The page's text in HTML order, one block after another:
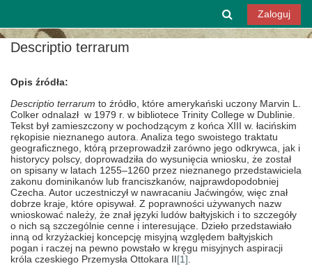
Przełącznik
Zaloguj
Descriptio terrarum
Opis źródła:
Descriptio terrarum to źródło, które amerykański uczony Marvin L.
Colker odnalazł w 1979 r. w bibliotece Trinity College w Dublinie.
Tekst był zamieszczony w pochodzącym z końca XIII w. łacińskim
rękopisie nieznanego autora. Analiza tego swoistego traktatu
geograficznego, którą przeprowadził zarówno jego odkrywca, jak i
historycy polscy, doprowadziła do wysunięcia wniosku, że został
on spisany w latach 1255–1260 przez nieznanego przedstawiciela
zakonu dominikanów lub franciszkanów, najprawdopodobniej
Czecha. Autor uczestniczył w nawracaniu Jaćwingów, więc znał
dobrze kraje, które opisywał. Z poprawności używanych nazw
wnioskować należy, że znał języki ludów bałtyjskich i to szczegóły
o nich są szczególnie cenne i interesujące. Dzieło przedstawiało
inną od krzyżackiej koncepcję misyjną względem bałtyjskich
pogan i raczej na pewno powstało w kręgu misyjnych aspiracji
króla czeskiego Przemysła Ottokara II[1].